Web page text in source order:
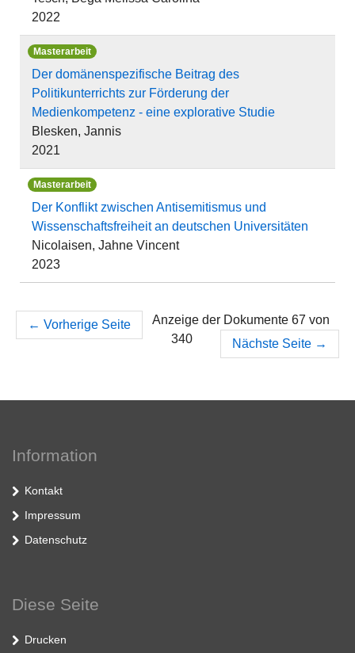
2022
Masterarbeit
Der domänenspezifische Beitrag des
Politikunterrichts zur Förderung der
Medienkompetenz - eine explorative Studie
Blesken, Jannis
2021
Masterarbeit
Der Konflikt zwischen Antisemitismus und
Wissenschaftsfreiheit an deutschen Universitäten
Nicolaisen, Jahne Vincent
2023
← Vorherige Seite
Anzeige der Dokumente 67 von
340
Nächste Seite →
Information
Kontakt
Impressum
Datenschutz
Diese Seite
Drucken